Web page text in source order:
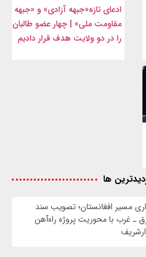
ادعای تازه«جبهه آزادی» و «جبهه
مقاومت ملی» | چهار عضو طالبان
را در دو ولایت هدف قرار دادیم
ها
مسیر افغانستان؛ تصویب سند
ـ غرب با محوریت پروژه راه‌آهن